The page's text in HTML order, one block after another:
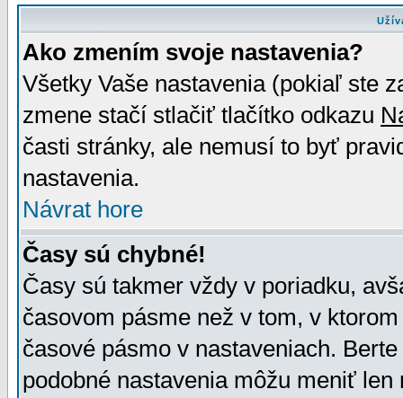
Ako zmením svoje nastavenia?
Všetky Vaše nastavenia (pokiaľ ste
zmene stačí stlačiť tlačítko odkazu
časti stránky, ale nemusí to byť
nastavenia.
Návrat hore
Časy sú chybné!
Časy sú takmer vždy v poriadku,
časovom pásme než v tom, v
časové pásmo v nastaveniach.
podobné nastavenia môžu meniť